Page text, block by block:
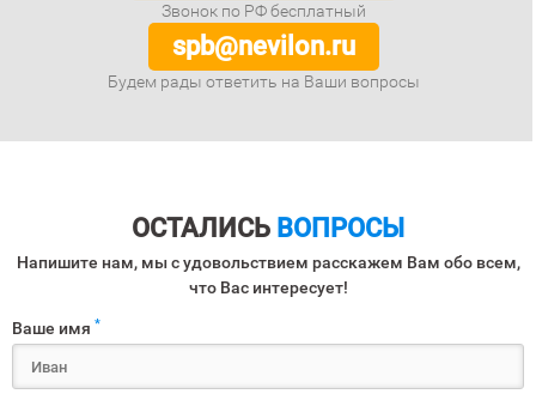
Звонок по РФ бесплатный
spb@nevilon.ru
Будем рады ответить на Ваши вопросы
ОСТАЛИСЬ ВОПРОСЫ
Напишите нам, мы с удовольствием расскажем Вам обо всем,
что Вас интересует!
Ваше имя *